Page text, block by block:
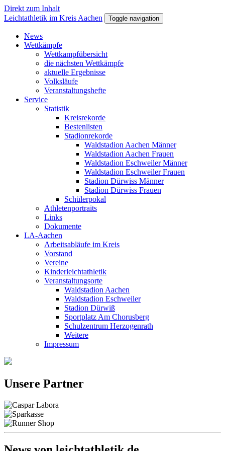
Direkt zum Inhalt
Leichtathletik im Kreis Aachen
Toggle navigation
News
Wettkämpfe
Wettkampfübersicht
die nächsten Wettkämpfe
aktuelle Ergebnisse
Volksläufe
Veranstaltungshefte
Service
Statistik
Kreisrekorde
Bestenlisten
Stadionrekorde
Waldstadion Aachen Männer
Waldstadion Aachen Frauen
Waldstadion Eschweiler Männer
Waldstadion Eschweiler Frauen
Stadion Dürwiss Männer
Stadion Dürwiss Frauen
Schülerpokal
Athletenportraits
Links
Dokumente
LA-Aachen
Arbeitsabläufe im Kreis
Vorstand
Vereine
Kinderleichtathletik
Veranstaltungsorte
Waldstadion Aachen
Waldstadion Eschweiler
Stadion Dürwiß
Sportplatz Am Chorusberg
Schulzentrum Herzogenrath
Weitere
Impressum
Unsere Partner